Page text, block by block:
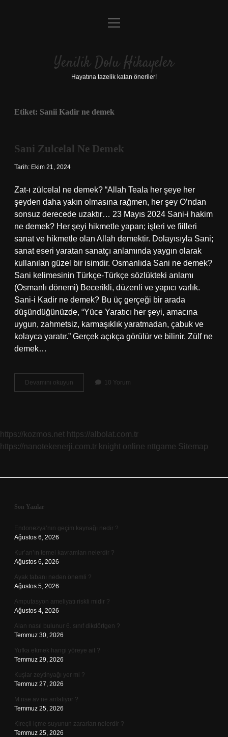
Anasayfa
Yasal Uyarı
menüyü
Yenilik Dolu Hikayeler
Hayatına tazelik katan öneriler!
Etiket: Sanii Kadir ne demek
Sani Zulcelal Ne Demek
Tarih: Ekim 21, 2024
Zat-ı zülcelal ne demek? “Allah Teala her şeye her
şeyden daha yakın olmasına rağmen, her şey O’ndan
sonsuz derecede uzaktır… 23 Mayıs 2024 Sani-i hakim
ne demek? Her şeyi hikmetle yapan; işleri ve fiilleri
sanat ve hikmetle olan Allah demektir. Dolayısıyla Sani;
sanat eseri yaratan sanatçı anlamında yaygın olarak
kullanılan güzel bir isimdir. Osmanlıda Sani ne demek?
Sani kelimesinin Türkçe-Türkçe sözlükteki anlamı
(Osmanlı dönemi) Becerikli, düzenli ve yapıcı varlık.
Sani-i Kadir ne demek? Bu üç gerçeği bir arada
düşündüğünüzde, “Yüce Yaratıcı her şeyi, amacına
uygun, zahmetsiz, karmaşıklık yaratmadan, çabuk ve
kolayca yaratır.” Gerçek açıkça görülür ve bilinir. Zülf ne
demek…
Devamını okuyun
Zulcelal
10 Yorum
https://kozmos.net https://albolat.com.tr
https://nanotekenerji.com.tr knight online nttgame Sitemap
Sidebar
Son Yazılar
Endonezya’nın geçim kaynağı nedir ?
Ağustos 6, 2026
Kur’an’ın temel kavramları nelerdir ?
Ağustos 6, 2026
Ayak tabanı neden önemli ?
Ağustos 5, 2026
Amputasyon ameliyatı riskli midir ?
Ağustos 4, 2026
Alan nasıl bulunur 6. sınıf dikdörtgen ?
Temmuz 30, 2026
Yufka ekmek hangi yöreye ait ?
Temmuz 29, 2026
Kuşlar zeytinyağı yer mi ?
Temmuz 27, 2026
M rise av ne anlatıyor ?
Temmuz 25, 2026
Kireçli içme suyunun zararları nelerdir ?
Temmuz 25, 2026